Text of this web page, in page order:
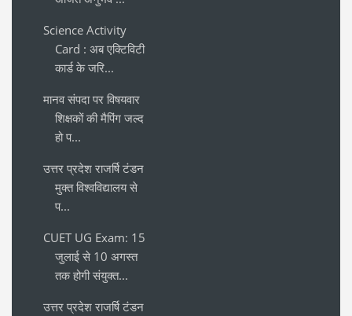
Science Activity
Card : अब एक्टिविटी
कार्ड के जरि...
मानव संपदा पर विषयवार
शिक्षकों की मैपिंग जल्द
हो प...
उत्तर प्रदेश राजर्षि टंडन
मुक्त विश्वविद्यालय से
प...
CUET UG Exam: 15
जुलाई से 10 अगस्त
तक होगी संयुक्त...
उत्तर प्रदेश राजर्षि टंडन